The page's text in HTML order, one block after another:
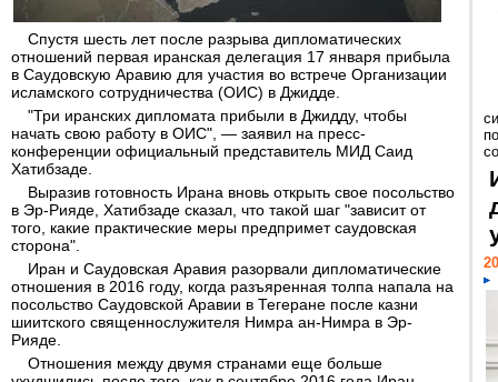
Спустя шесть лет после разрыва дипломатических
отношений первая иранская делегация 17 января прибыла
в Саудовскую Аравию для участия во встрече Организации
исламского сотрудничества (ОИС) в Джидде.
"Три иранских дипломата прибыли в Джидду, чтобы
начать свою работу в ОИС", — заявил на пресс-
конференции официальный представитель МИД Саид
Хатибзаде.
Выразив готовность Ирана вновь открыть свое посольство
в Эр-Рияде, Хатибзаде сказал, что такой шаг "зависит от
того, какие практические меры предпримет саудовская
сторона".
Иран и Саудовская Аравия разорвали дипломатические
отношения в 2016 году, когда разъяренная толпа напала на
посольство Саудовской Аравии в Тегеране после казни
шиитского священнослужителя Нимра ан-Нимра в Эр-
Рияде.
Отношения между двумя странами еще больше